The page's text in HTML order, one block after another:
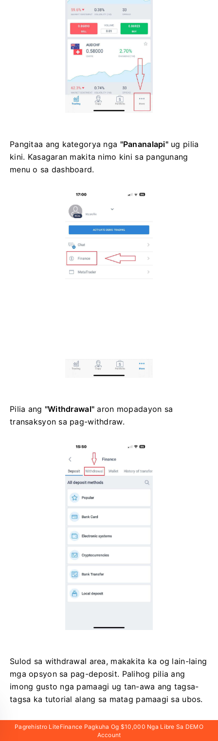
Pangitaa ang kategorya nga "Pananalapi"ug pilia
kini. Kasagaran makita nimo kini sa pangunang
menu o sa dashboard.
Pilia ang "Withdrawal" aron mopadayon sa
transaksyon sa pag-withdraw.
Sulod sa withdrawal area, makakita ka og lain-laing
mga opsyon sa pag-deposit. Palihog pilia ang
imong gusto nga pamaagi ug tan-awa ang tagsa-
tagsa ka tutorial alang sa matag pamaagi sa ubos.
Pagrehistro LiteFinance Pagkuha Og $10,000 Nga Libre Sa DEMO
Account